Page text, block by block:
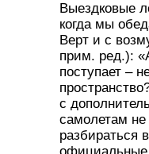
Выездковые
когда мы
Верт и с
прим. ред.):
поступает –
с
самолетам
разбираться